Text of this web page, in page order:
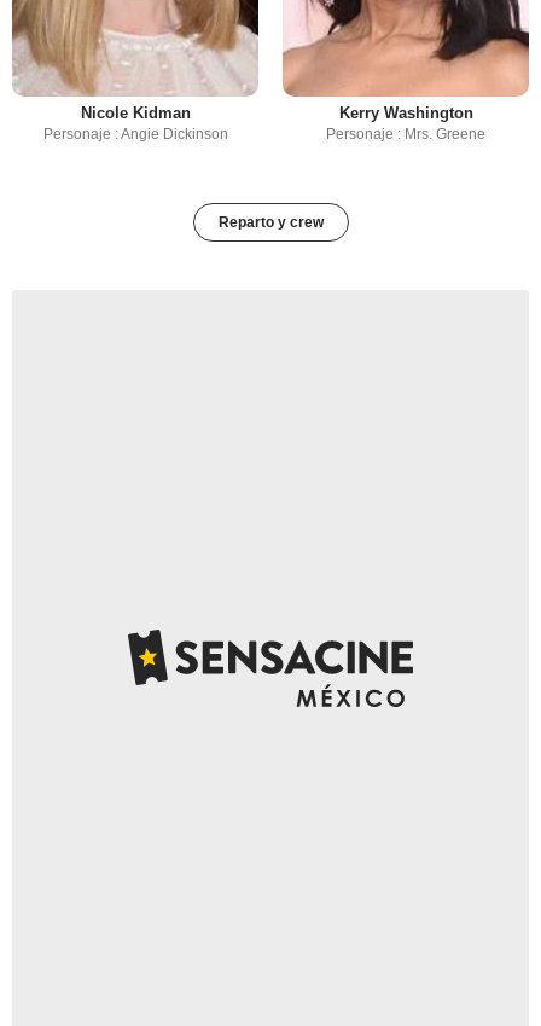
Nicole Kidman
Personaje : Angie Dickinson
Kerry Washington
Personaje : Mrs. Greene
Reparto y crew